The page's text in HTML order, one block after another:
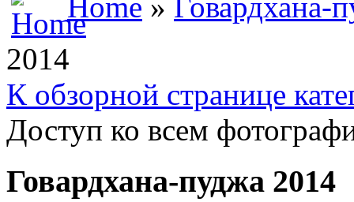
2014
К обзорной странице
Доступ ко всем
Говардхана-пуджа 2014